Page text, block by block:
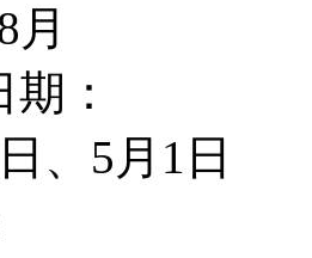
希拉里就是
星朱迪·福斯
。影星爱德
周刊》的著
：
、5月1日